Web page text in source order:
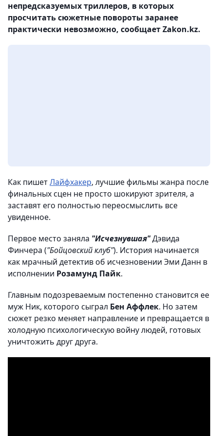
непредсказуемых триллеров, в которых
просчитать сюжетные повороты заранее
практически невозможно, сообщает Zakon.kz.
Как пишетЛайфхакер, лучшие фильмы жанра после
финальных сцен не просто шокируют зрителя, а
заставят его полностью переосмыслить все
увиденное.
Первое место заняла "Исчезнувшая"Дэвида
Финчера ("Бойцовский клуб"). История начинается
как мрачный детектив об исчезновении Эми Данн в
исполнении Розамунд Пайк.
Главным подозреваемым постепенно становится ее
муж Ник, которого сыграл Бен Аффлек. Но затем
сюжет резко меняет направление и превращается в
холодную психологическую войну людей, готовых
уничтожить друг друга.